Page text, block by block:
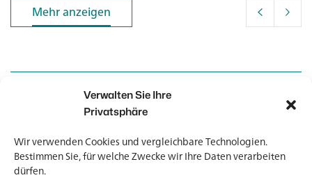
Verwalten Sie Ihre
Privatsphäre
Wir verwenden Cookies und vergleichbare Technologien.
Bestimmen Sie, für welche Zwecke wir Ihre Daten verarbeiten
dürfen.
Mehr anzeigen
Mehr anzeigen
Kontakt
Kontakt
Newsletter
Newsletter